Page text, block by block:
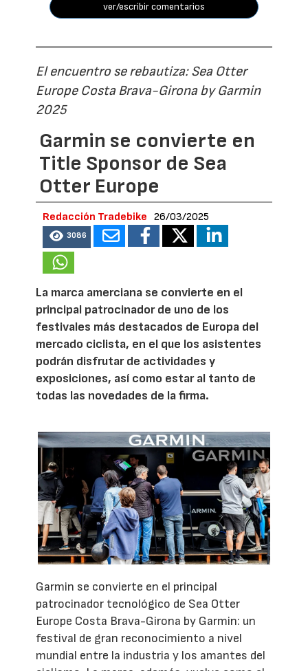
ver/escribir comentarios
El encuentro se rebautiza: Sea Otter
Europe Costa Brava-Girona by Garmin
2025
Garmin se convierte en
Title Sponsor de Sea
Otter Europe
Redacción Tradebike 26/03/2025
3086
La marca amerciana se convierte en el
principal patrocinador de uno de los
festivales más destacados de Europa del
mercado ciclista, en el que los asistentes
podrán disfrutar de actividades y
exposiciones, así como estar al tanto de
todas las novedades de la firma.
Garmin se convierte en el principal
patrocinador tecnológico de Sea Otter
Europe Costa Brava-Girona by Garmin: un
festival de gran reconocimiento a nivel
mundial entre la industria y los amantes del